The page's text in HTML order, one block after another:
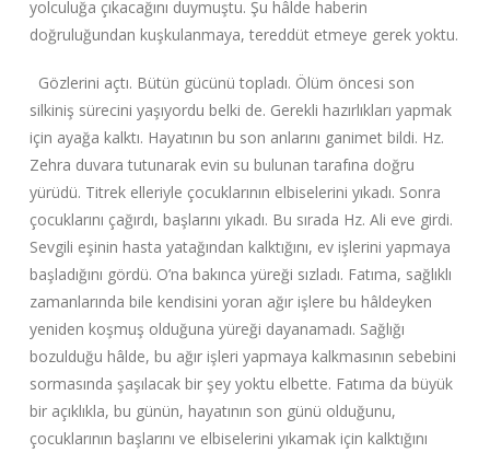
yolculuğa çıkacağını duymuştu. Şu hâlde haberin
doğruluğundan kuşkulanmaya, tereddüt etmeye gerek yoktu.
Gözlerini açtı. Bütün gücünü topladı. Ölüm öncesi son
silkiniş sürecini yaşıyordu belki de. Gerekli hazırlıkları yapmak
için ayağa kalktı. Hayatının bu son anlarını ganimet bildi. Hz.
Zehra duvara tutunarak evin su bulunan tarafına doğru
yürüdü. Titrek elleriyle çocuklarının elbiselerini yıkadı. Sonra
çocuklarını çağırdı, başlarını yıkadı. Bu sırada Hz. Ali eve girdi.
Sevgili eşinin hasta yatağından kalktığını, ev işlerini yapmaya
başladığını gördü. O’na bakınca yüreği sızladı. Fatıma, sağlıklı
zamanlarında bile kendisini yoran ağır işlere bu hâldeyken
yeniden koşmuş olduğuna yüreği dayanamadı. Sağlığı
bozulduğu hâlde, bu ağır işleri yapmaya kalkmasının sebebini
sormasında şaşılacak bir şey yoktu elbette. Fatıma da büyük
bir açıklıkla, bu günün, hayatının son günü olduğunu,
çocuklarının başlarını ve elbiselerini yıkamak için kalktığını